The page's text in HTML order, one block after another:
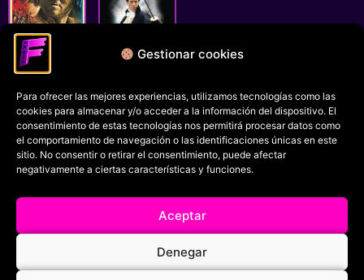
Gestionar cookies
Para ofrecer las mejores experiencias, utilizamos tecnologías como las
cookies para almacenar y/o acceder a la información del dispositivo. El
consentimiento de estas tecnologías nos permitirá procesar datos como
el comportamiento de navegación o las identificaciones únicas en este
sitio. No consentir o retirar el consentimiento, puede afectar
negativamente a ciertas características y funciones.
Aceptar
Denegar
La Marseillaise
The Scarlet
Pimpernel
Política de privacidad
Términos y condiciones
Política de cookies
Aviso Legal
Filmaniak (2026)